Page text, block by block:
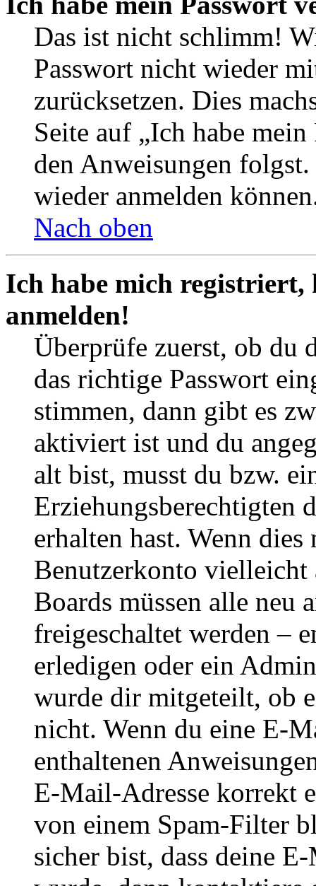
Das ist nicht schlimm!
Passwort nicht wieder
zurücksetzen. Dies
Seite auf „Ich habe
den Anweisungen
wieder anmelden
Nach oben
Ich habe mich
anmelden!
Überprüfe zuerst, ob du
das richtige Passwort
stimmen, dann gibt es
aktiviert ist und du
alt bist, musst du bzw.
Erziehungsberechtigten
erhalten hast. Wenn
Benutzerkonto
Boards müssen alle neu
freigeschaltet werden –
erledigen oder ein
wurde dir mitgeteilt, ob
nicht. Wenn du eine E-
enthaltenen
E-Mail-Adresse korrekt
von einem Spam-Filter
sicher bist, dass deine